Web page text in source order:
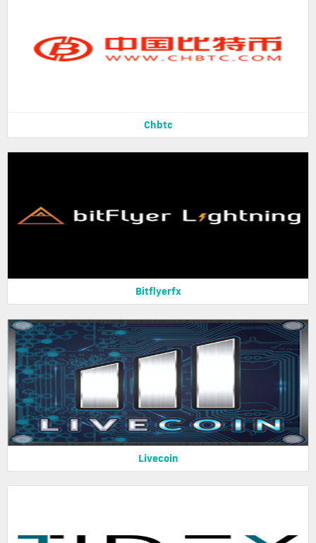
Chbtc
Bitflyerfx
Livecoin